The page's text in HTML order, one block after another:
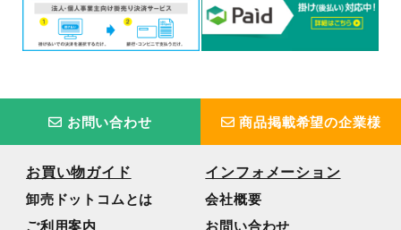
お問い合わせ 商品掲載希望の企業様
お買い物ガイド
卸売ドットコムとは
ご利用案内
インフォメーション
会社概要
お問い合わせ